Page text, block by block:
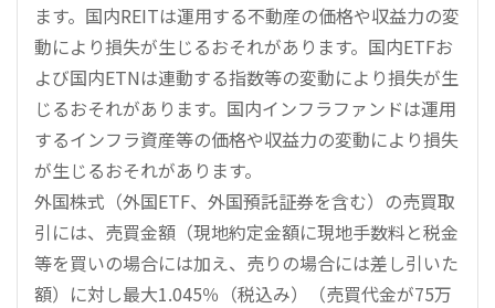
ます。国内REITは運用する不動産の価格や収益力の変
動により損失が生じるおそれがあります。国内ETFお
よび国内ETNは連動する指数等の変動により損失が生
じるおそれがあります。国内インフラファンドは運用
するインフラ資産等の価格や収益力の変動により損失
が生じるおそれがあります。
外国株式（外国ETF、外国預託証券を含む）の売買取
引には、売買金額（現地約定金額に現地手数料と税金
等を買いの場合には加え、売りの場合には差し引いた
額）に対し最大1.045％（税込み）（売買代金が75万